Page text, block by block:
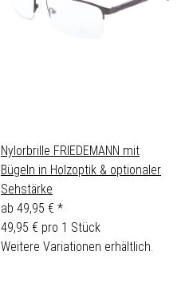
Nylorbrille FRIEDEMANN mit
Bügeln in Holzoptik & optionaler
Sehstärke
ab 49,95 € *
49,95 € pro 1 Stück
Weitere Variationen erhältlich.